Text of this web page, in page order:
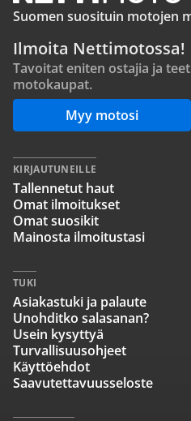
Suomen suosituin motojen
Ilmoita Nettimotossa!
Tavoitat eniten ostajia ja
motokaupat.
Myy motosi
KIRJAUTUNEILLE
Tallennetut haut
Omat ilmoitukset
Omat suosikit
Mainosta ilmoitustasi
TUKI
Asiakastuki ja palaute
Unohditko salasanan?
Usein kysyttyä
Turvallisuusohjeet
Käyttöehdot
Saavutettavuusseloste